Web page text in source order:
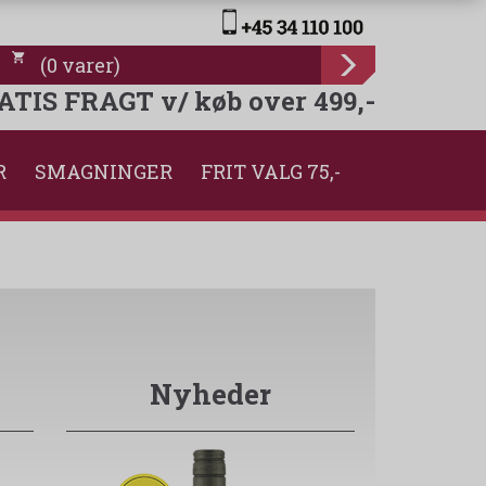
(0 varer)
FRAGT v/ køb over 499,-
SMAGNINGER FRIT VALG 75,-
Nyheder